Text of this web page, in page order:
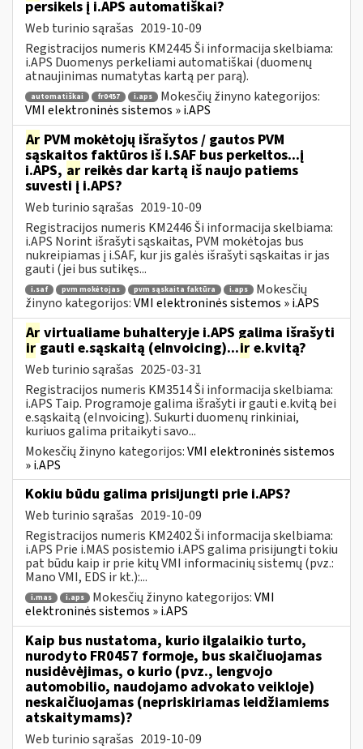
persikels į i.APS automatiškai?
Web turinio sąrašas 2019-10-09
Registracijos numeris KM2445 Ši informacija skelbiama:
i.APS Duomenys perkeliami automatiškai (duomenų
atnaujinimas numatytas kartą per parą).
automatiškai fr0457 i.aps
Mokesčių žinyno kategorijos:
VMI elektroninės sistemos » i.APS
Ar PVM mokėtojų išrašytos / gautos PVM
sąskaitos faktūros iš i.SAF bus perkeltos...į
i.APS, ar reikės dar kartą iš naujo patiems
suvesti į i.APS?
Web turinio sąrašas 2019-10-09
Registracijos numeris KM2446 Ši informacija skelbiama:
i.APS Norint išrašyti sąskaitas, PVM mokėtojas bus
nukreipiamas į i.SAF, kur jis galės išrašyti sąskaitas ir jas
gauti (jei bus sutikęs...
i.saf pvm mokėtojas pvm sąskaita faktūra i.aps
Mokesčių
žinyno kategorijos:VMI elektroninės sistemos » i.APS
Ar virtualiame buhalteryje i.APS galima išrašyti
irgauti e.sąskaitą (eInvoicing)...ir e.kvitą?
Web turinio sąrašas 2025-03-31
Registracijos numeris KM3514 Ši informacija skelbiama:
i.APS Taip. Programoje galima išrašyti ir gauti e.kvitą bei
e.sąskaitą (eInvoicing). Sukurti duomenų rinkiniai,
kuriuos galima pritaikyti savo...
Mokesčių žinyno kategorijos:VMI elektroninės sistemos
» i.APS
Kokiu būdu galima prisijungti prie i.APS?
Web turinio sąrašas 2019-10-09
Registracijos numeris KM2402 Ši informacija skelbiama:
i.APS Prie i.MAS posistemio i.APS galima prisijungti tokiu
pat būdu kaip ir prie kitų VMI informacinių sistemų (pvz.:
Mano VMI, EDS ir kt.):...
i.mas i.aps Mokesčių žinyno kategorijos:VMI
elektroninės sistemos » i.APS
Kaip bus nustatoma, kurio ilgalaikio turto,
nurodyto FR0457 formoje, bus skaičiuojamas
nusidėvėjimas, o kurio (pvz., lengvojo
automobilio, naudojamo advokato veikloje)
neskaičiuojamas (nepriskiriamas leidžiamiems
atskaitymams)?
Web turinio sąrašas 2019-10-09